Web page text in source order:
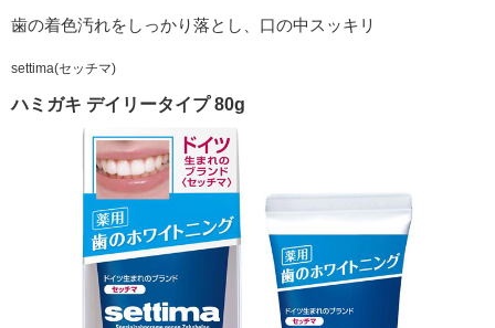
歯の着色汚れをしっかり落とし、口の中スッキリ
settima(セッチマ)
ハミガキ デイリータイプ 80g